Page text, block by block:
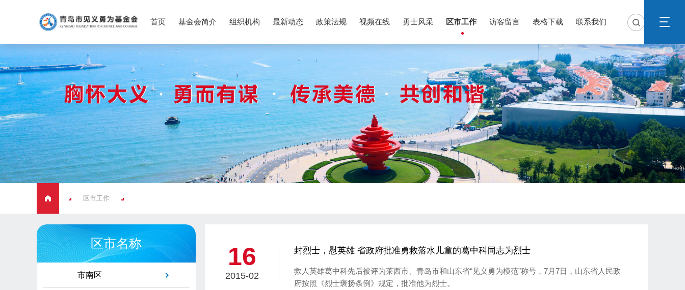
首页 基金会简介 组织机构 最新动态 政策法规 视频在线 勇士风采 区市工作 访客留言 表格下载 联系我们
区市工作
区市名称
市南区
16
2015-02
封烈士，慰英雄 省政府批准勇救落水儿童的葛中科同志为烈士
救人英雄葛中科先后被评为莱西市、青岛市和山东省“见义勇为模范”称号，7月7日，山东省人民政
府按照《烈士褒扬条例》规定，批准他为烈士。